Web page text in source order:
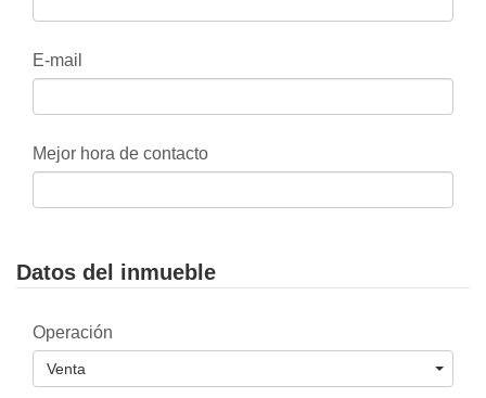
E-mail
Mejor hora de contacto
Datos del inmueble
Operación
Venta